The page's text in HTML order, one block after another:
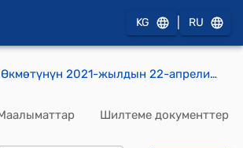
KG RU
КР Өкмөтүнүн 2021-жылдын 22-апрелиндеги № 163 "2021-жылдын 1-июнунан тартып 31-декабрына чейинки мезгилде транспорт каражаттарын мамлекеттик кайра каттоо боюнча улуттук кампанияны өткөрүү жөнүндө" токтому
Шилтеме документтер